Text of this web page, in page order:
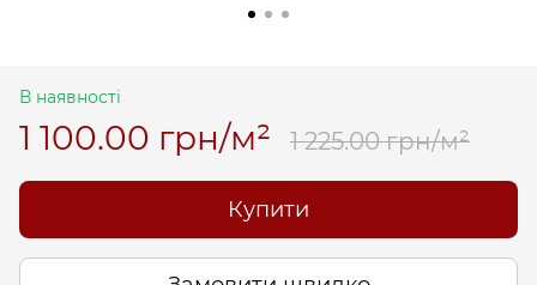
В наявності
1 100.00 грн/м² 1 225.00 грн/м²
Купити